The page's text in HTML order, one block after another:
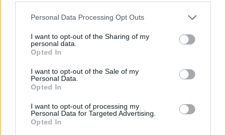
Personal Data Processing Opt Outs
I want to opt-out of the Sharing of my
personal data.
Opted In
I want to opt-out of the Sale of my
Personal Data.
Opted In
I want to opt-out of processing my
Personal Data for Targeted Advertising.
Opted In
ΣΤΗΝ ΙΔΙΑ ΚΑΤΗΓΟΡΙΑ
τις φήμες χωρισμού με τον
Ιωαννίδη: «Διασταυρώστε
ΣΉΜΕΡΑ